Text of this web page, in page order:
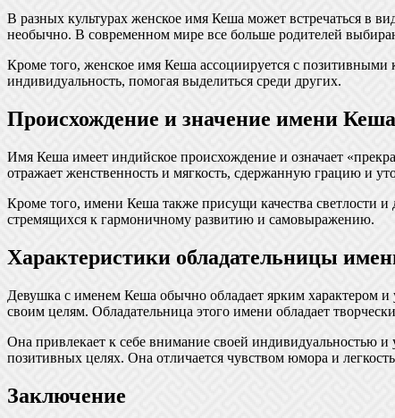
В разных культурах женское имя Кеша может встречаться в
необычно. В современном мире все больше родителей
Кроме того, женское имя Кеша ассоциируется с позитивными
индивидуальность, помогая выделиться среди других.
Происхождение и значение имени Кеша
Имя Кеша имеет индийское происхождение и означает
отражает женственность и мягкость, сдержанную грацию и
Кроме того, имени Кеша также присущи качества светлости
стремящихся к гармоничному развитию и самовыражению.
Характеристики обладательницы
Девушка с именем Кеша обычно обладает ярким характером
своим целям. Обладательница этого имени обладает
Она привлекает к себе внимание своей индивидуальностью
позитивных целях. Она отличается чувством юмора и
Заключение